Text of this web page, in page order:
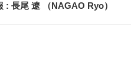
: 長尾 遼 （NAGAO Ryo）